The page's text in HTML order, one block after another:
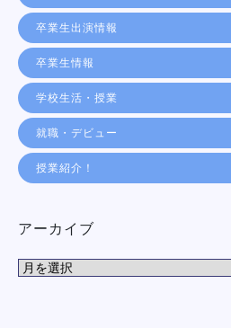
卒業生出演情報
卒業生情報
学校生活・授業
就職・デビュー
授業紹介！
アーカイブ